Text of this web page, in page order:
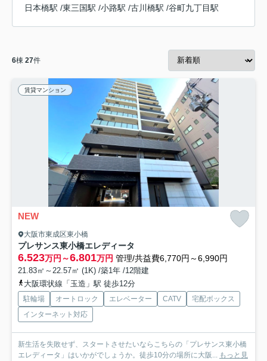
日本橋駅 /東三国駅 /小路駅 /古川橋駅 /谷町九丁目駅
6棟 27件
賃貸マンション
NEW
大阪市東成区東小橋
プレサンス東小橋エレディータ
6.523万円～6.801万円 管理/共益費6,770円～6,990円
21.83㎡～22.57㎡ (1K) /築1年 /12階建
大阪環状線「玉造」駅 徒歩12分
駐輪場 オートロック エレベーター CATV
宅配ボックス
インターネット対応
新生活を失敗せず、スタートさせたいならこちらの「プレサンス東小橋
エレディータ」はいかがでしょうか。徒歩10分の場所に大阪... もっと見